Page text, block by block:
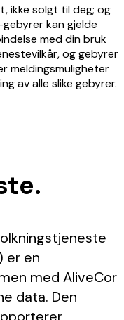
ikke solgt til deg; og
kan gjelde
med din bruk
og gebyrer
meldingsmuligheter
av alle slike gebyrer.
er en
med AliveCor
data. Den